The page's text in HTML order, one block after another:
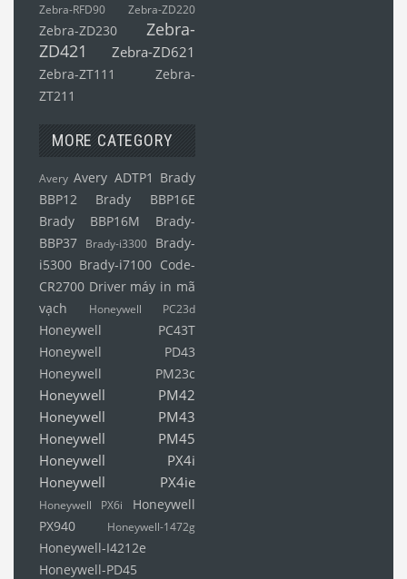
Zebra-RFD90 Zebra-ZD220
Zebra-ZD230
Zebra-
ZD421
Zebra-ZD621
Zebra-ZT111
Zebra-
ZT211
MORE CATEGORY
Avery Avery ADTP1
Brady
BBP12
Brady BBP16E
Brady BBP16M
Brady-
BBP37 Brady-i3300 Brady-
i5300 Brady-i7100 Code-
CR2700 Driver máy in mã
vạch
Honeywell PC23d
Honeywell PC43T
Honeywell PD43
Honeywell PM23c
Honeywell PM42
Honeywell PM43
Honeywell PM45
Honeywell PX4i
Honeywell PX4ie
Honeywell PX6i
Honeywell
PX940
Honeywell-1472g
Honeywell-I4212e
Honeywell-PD45